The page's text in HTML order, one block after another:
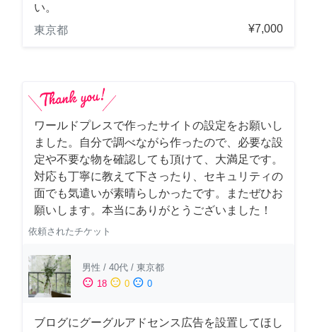
い。
東京都
¥7,000
ワールドプレスで作ったサイトの設定をお願いし
ました。自分で調べながら作ったので、必要な設
定や不要な物を確認しても頂けて、大満足です。
対応も丁寧に教えて下さったり、セキュリティの
面でも気遣いが素晴らしかったです。またぜひお
願いします。本当にありがとうございました！
依頼されたチケット
男性 / 40代 / 東京都
sentiment_satisfied 18 sentiment_neutral 0 sentiment_dissatisfied 0
ブログにグーグルアドセンス広告を設置してほし